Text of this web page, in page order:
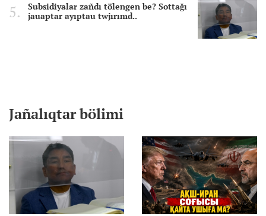
Subsidiyalar zañdı tölengen be? Sottağı
jauaptar ayıptau twjırımd..
Jañalıqtar bölimi